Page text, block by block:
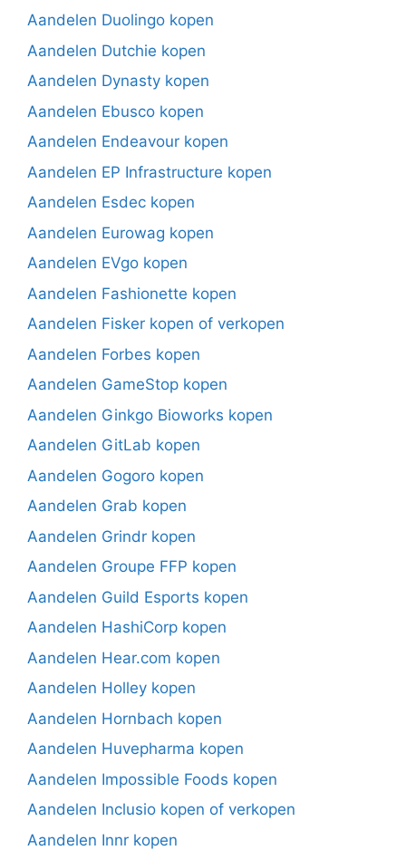
Aandelen Duolingo kopen
Aandelen Dutchie kopen
Aandelen Dynasty kopen
Aandelen Ebusco kopen
Aandelen Endeavour kopen
Aandelen EP Infrastructure kopen
Aandelen Esdec kopen
Aandelen Eurowag kopen
Aandelen EVgo kopen
Aandelen Fashionette kopen
Aandelen Fisker kopen of verkopen
Aandelen Forbes kopen
Aandelen GameStop kopen
Aandelen Ginkgo Bioworks kopen
Aandelen GitLab kopen
Aandelen Gogoro kopen
Aandelen Grab kopen
Aandelen Grindr kopen
Aandelen Groupe FFP kopen
Aandelen Guild Esports kopen
Aandelen HashiCorp kopen
Aandelen Hear.com kopen
Aandelen Holley kopen
Aandelen Hornbach kopen
Aandelen Huvepharma kopen
Aandelen Impossible Foods kopen
Aandelen Inclusio kopen of verkopen
Aandelen Innr kopen